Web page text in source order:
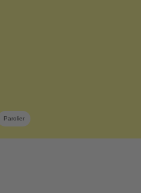
Parolier